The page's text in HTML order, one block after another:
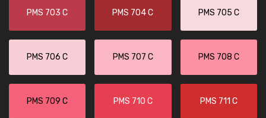
PMS 703 C PMS 704 C PMS 705 C
PMS 706 C PMS 707 C PMS 708 C
PMS 709 C PMS 710 C PMS 711 C